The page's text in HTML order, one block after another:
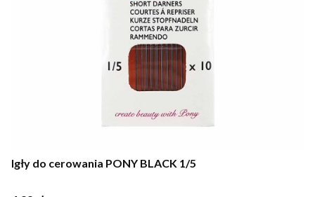
Igły do cerowania PONY BLACK 1/5